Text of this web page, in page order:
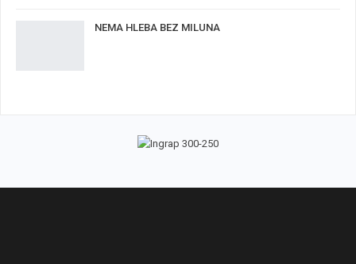
NEMA HLEBA BEZ MILUNA